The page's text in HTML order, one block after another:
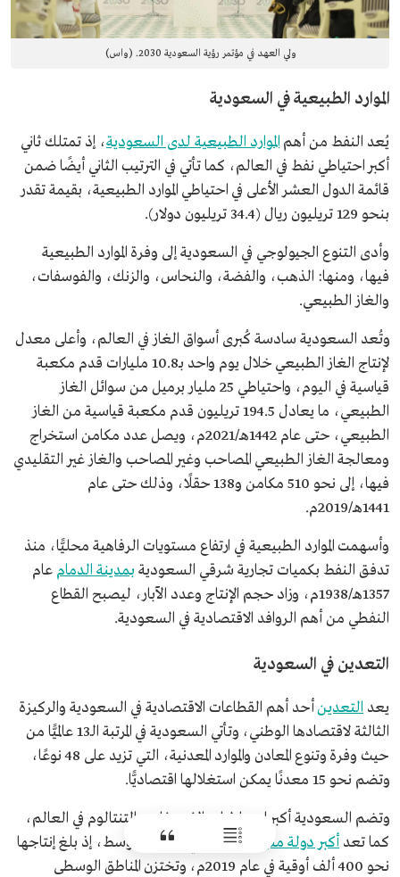
ولي العهد في مؤتمر رؤية السعودية 2030. (واس)
الموارد الطبيعية في السعودية
يُعد النفط من أهم الموارد الطبيعية لدى السعودية، إذ تمتلك ثاني
أكبر احتياطي نفط في العالم، كما تأتي في الترتيب الثاني أيضًا ضمن
قائمة الدول العشر الأعلى في احتياطي الموارد الطبيعية، بقيمة تقدر
بنحو 129 تريليون ريال (34.4 تريليون دولار).
وأدى التنوع الجيولوجي في السعودية إلى وفرة الموارد الطبيعية
فيها، ومنها: الذهب، والفضة، والنحاس، والزنك، والفوسفات،
والغاز الطبيعي.
وتُعد السعودية سادسة كُبرى أسواق الغاز في العالم، وأعلى معدل
لإنتاج الغاز الطبيعي خلال يوم واحد بـ10.8 مليارات قدم مكعبة
قياسية في اليوم، واحتياطي 25 مليار برميل من سوائل الغاز
الطبيعي، ما يعادل 194.5 تريليون قدم مكعبة قياسية من الغاز
الطبيعي، حتى عام 1442هـ/2021م، ويصل عدد مكامن استخراج
ومعالجة الغاز الطبيعي المصاحب وغير المصاحب والغاز غير التقليدي
فيها، إلى نحو 510 مكامن و138 حقلًا، وذلك حتى عام
1441هـ/2019م.
وأسهمت الموارد الطبيعية في ارتفاع مستويات الرفاهية محليًّا، منذ
تدفق النفط بكميات تجارية شرقي السعودية بمدينة الدمام عام
1357هـ/1938م، وزاد حجم الإنتاج وعدد الآبار، ليصبح القطاع
النفطي من أهم الروافد الاقتصادية في السعودية.
التعدين في السعودية
يعد التعدينأحد أهم القطاعات الاقتصادية في السعودية والركيزة
الثالثة لاقتصادها الوطني، وتأتي السعودية في المرتبة الـ13 عالميًّا من
حيث وفرة وتنوع المعادن والموارد المعدنية، التي تزيد على 48 نوعًا،
وتضم نحو 15 معدنًا يمكن استغلالها اقتصاديًّا.
وتضم السعودية أكبر احتياطيات الفوسفات والتنتالوم في العالم،
كما تعد أكبر دولة منتِجة للذهب
في الشرق الأوسط، إذ بلغ إنتاجها
نحو 400 ألف أوقية في عام 2019م، وتختزن المناطق الوسطى